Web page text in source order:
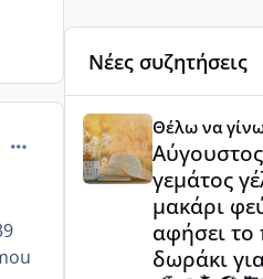
comment_875590
εντοπίσατε
και η
Για τα κιλά
δεν θέλουν
βάρος έτσι
βέβαια πώς
εγώ έχω
Νέες συζητήσεις
Αύγουστος ήρθε ξανά
Θέλω να
γεμάτος
μακάρι
αφήσει
δωράκι